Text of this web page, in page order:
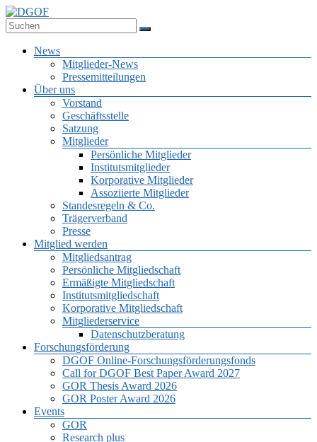
Zum
Inhalt
springen
Deutsche Gesellschaft für Online-Forschung e.V.
Menü
News
Mitglieder-News
Pressemitteilungen
Über uns
Vorstand
Geschäftsstelle
Satzung
Mitglieder
Persönliche Mitglieder
Institutsmitglieder
Korporative Mitglieder
Assoziierte Mitglieder
Standesregeln & Co.
Trägerverband
Presse
Mitglied werden
Mitgliedsantrag
Persönliche Mitgliedschaft
Ermäßigte Mitgliedschaft
Institutsmitgliedschaft
Korporative Mitgliedschaft
Mitgliederservice
Datenschutzberatung
Forschungsförderung
DGOF Online-Forschungsförderungsfonds
Call for DGOF Best Paper Award 2027
GOR Thesis Award 2026
GOR Poster Award 2026
Events
GOR
Research plus